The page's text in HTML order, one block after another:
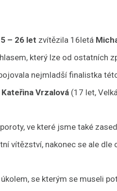
– 26 let zvítězila 16letá
který lze od ostatních
nejmladší finalistka
Kateřina Vrzalová (17 let,
ve které jsme také
vítězství, nakonec se ale
se kterým se museli